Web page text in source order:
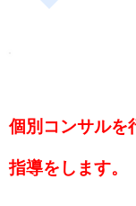
個別コンサルを
指導をします。